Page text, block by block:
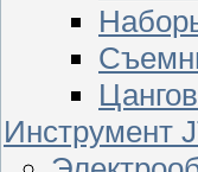
Инструмент